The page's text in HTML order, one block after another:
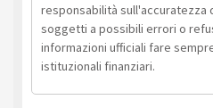
responsabilità sull'accuratezza
soggetti a possibili errori o
informazioni ufficiali fare
istituzionali finanziari.